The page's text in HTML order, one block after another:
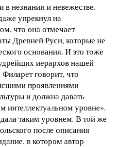
в незнании и невежестве.
упрекнул на
что она отмечает
Древней Руси, которые не
основания. И это тоже
иерархов нашей
говорит, что
проявлениями
и должна давать
интеллектуальном уровне».
таким уровнем. В той же
после описания
в котором автор